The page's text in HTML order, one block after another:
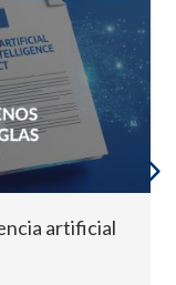
artificial